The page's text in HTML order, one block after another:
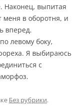
Наконец, выпитая
меня в оборотня, и
вперед.
левому боку,
Я выбираюсь
с
Без рубрики.